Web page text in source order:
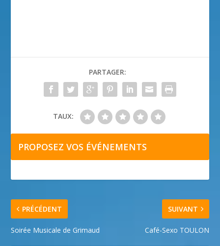
PARTAGER:
TAUX:
PROPOSEZ VOS ÉVÉNEMENTS
PRÉCÉDENT
Soirée Musicale de Grimaud
SUIVANT
Café-Sexo TOULON